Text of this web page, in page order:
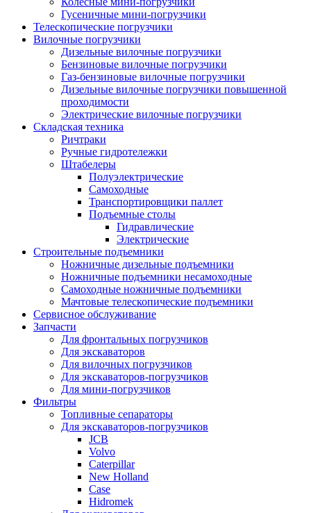
Гусеничные мини-погрузчики
Телескопические погрузчики
Вилочные погрузчики
Дизельные вилочные погрузчики
Бензиновые вилочные погрузчики
Газ-бензиновые вилочные погрузчики
Дизельные вилочные погрузчики повышенной
проходимости
Электрические вилочные погрузчики
Складская техника
Ричтраки
Ручные гидротележки
Штабелеры
Полуэлектрические
Самоходные
Транспортировщики паллет
Подъемные столы
Гидравлические
Электрические
Строительные подъемники
Ножничные дизельные подъемники
Ножничные подъемники несамоходные
Самоходные ножничные подъемники
Мачтовые телескопические подъемники
Сервисное обслуживание
Запчасти
Для фронтальных погрузчиков
Для экскаваторов
Для вилочных погрузчиков
Для экскаваторов-погрузчиков
Для мини-погрузчиков
Фильтры
Топливные сепараторы
Для экскаваторов-погрузчиков
JCB
Volvo
Caterpillar
New Holland
Case
Hidromek